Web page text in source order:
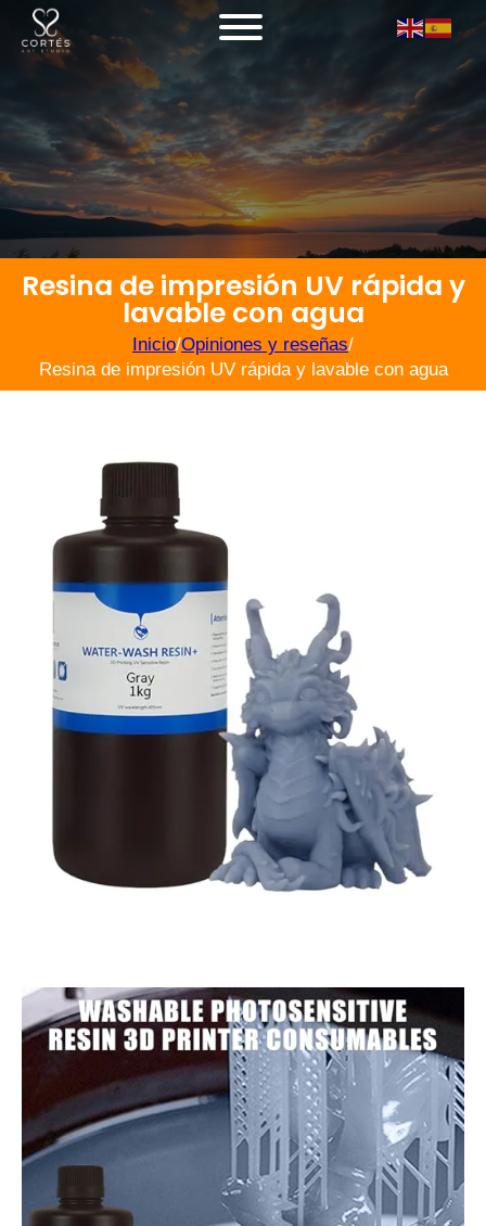
Resina de impresión UV rápida y
lavable con agua
Inicio/Opiniones y reseñas/
Resina de impresión UV rápida y lavable con agua